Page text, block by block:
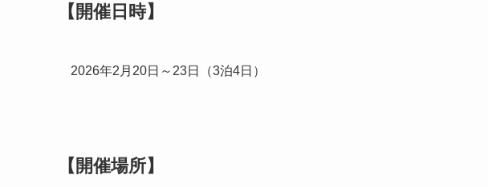
【開催日時】
2026年2月20日～23日（3泊4日）
【開催場所】